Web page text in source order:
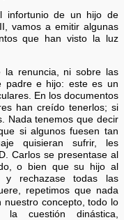
infortunio de un hijo de
vamos a emitir algunas
que han visto la luz
la renuncia, ni sobre las
padre e hijo: este es un
En los documentos
han creído tenerlos; si
Nada tenemos que decir
si algunos fuesen tan
quisieran sufrir, les
Carlos se presentase al
o bien que su hijo al
y rechazase todas las
repetimos que nada
nuestro concepto, todo lo
cuestión dinástica,